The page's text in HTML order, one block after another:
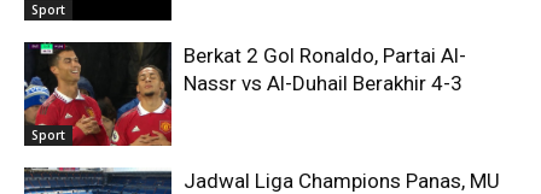
Sport
Sport
Berkat 2 Gol Ronaldo, Partai Al-
Nassr vs Al-Duhail Berakhir 4-3
Jadwal Liga Champions Panas, MU